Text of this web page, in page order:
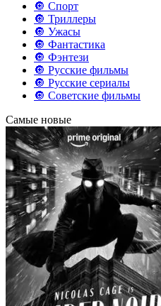
🔘 Спорт
🔘 Триллеры
🔘 Ужасы
🔘 Фантастика
🔘 Фэнтези
🔘 Русские фильмы
🔘 Русские сериалы
🔘 Советские фильмы
Самые новые